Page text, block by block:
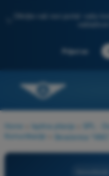
Otkrijte naš novi portal: vaša
Prijavi se
Home Ispitna pitanja SPL -
Komunikacije
Skraćenica